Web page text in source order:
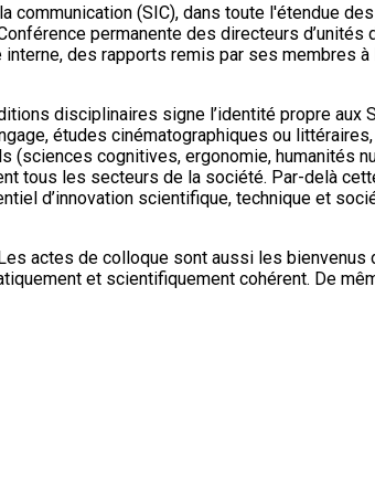
(SIC), dans toute l'étendue
permanente des directeurs
des rapports remis par ses membres
disciplinaires signe l’identité propre aux
études cinématographiques ou
(sciences cognitives, ergonomie, humanités
tous les secteurs de la société. Par-delà
d’innovation scientifique, technique et
actes de colloque sont aussi les bienvenus
et scientifiquement cohérent. De